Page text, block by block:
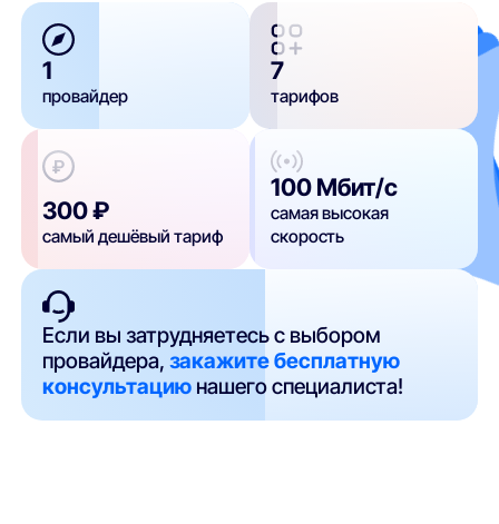
1
провайдер
7
тарифов
300 ₽
самый дешёвый тариф
100 Мбит/с
самая высокая
скорость
Если вы затрудняетесь с выбором
провайдера,закажите бесплатную
консультацию нашего специалиста!